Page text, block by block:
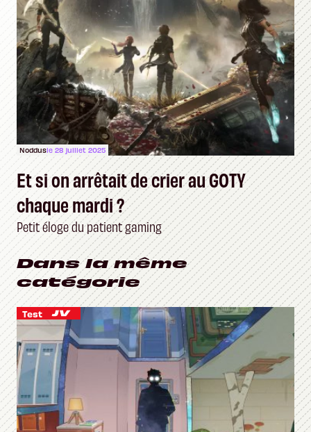
Noddusle 28 juillet 2025
Et si on arrêtait de crier au GOTY
chaque mardi ?
Petit éloge du patient gaming
Dans la même
catégorie
Test